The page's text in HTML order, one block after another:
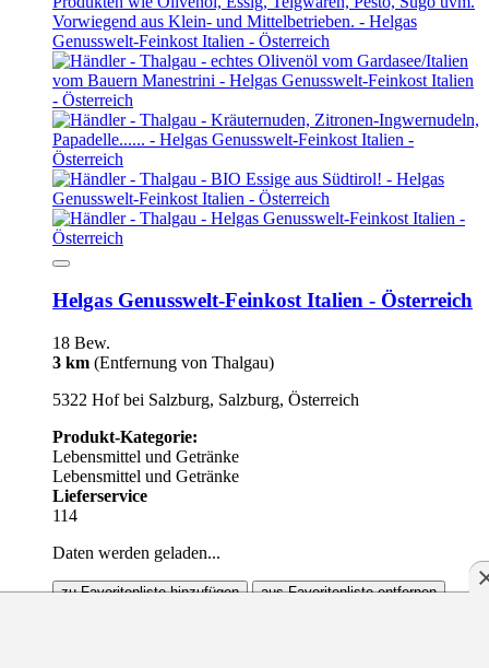
Helgas Genusswelt-Feinkost Italien - Österreich
18 Bew.
3 km (Entfernung von Thalgau)
5322 Hof bei Salzburg, Salzburg, Österreich
Produkt-Kategorie:
Lebensmittel und Getränke
Lebensmittel und Getränke
Lieferservice
114
Daten werden geladen...
zu Favoritenliste hinzufügen aus Favoritenliste entfernen